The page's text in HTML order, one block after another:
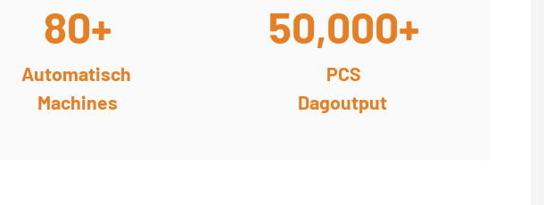
80+
Automatisch
Machines
50,000+
PCS
Dagoutput